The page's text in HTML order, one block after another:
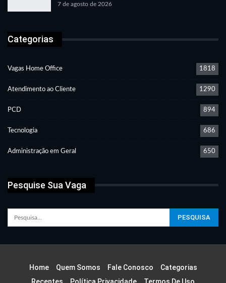
7 de agosto de 2026
Categorias
Vagas Home Office 1818
Atendimento ao Cliente 1290
PCD 894
Tecnologia 686
Administração em Geral 650
Pesquise Sua Vaga
Home Quem Somos Fale Conosco
Categorias